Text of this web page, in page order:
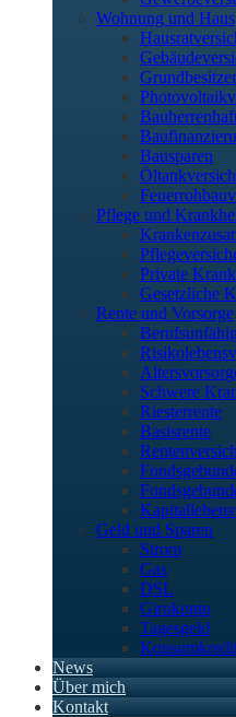
Wohnung und Haus
Bausparen
Pflege und
Private
Gesetzliche
Rente und Vorsorge
Schwere
Riesterrente
Basisrente
Geld und Sparen
Strom
Gas
DSL
Girokonto
Tagesgeld
News
Über mich
Kontakt